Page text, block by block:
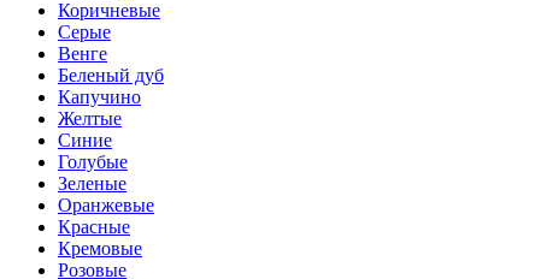
Коричневые
Серые
Венге
Беленый дуб
Капучино
Желтые
Синие
Голубые
Зеленые
Оранжевые
Красные
Кремовые
Розовые